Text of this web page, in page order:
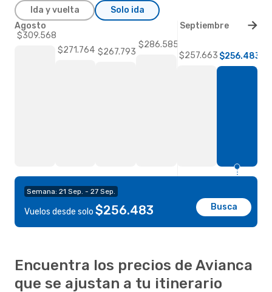
Ida y vuelta Solo ida
Semana: 21 Sep. - 27 Sep.
Vuelos desde solo $256.483 Busca
$309.568
$271.764 $267.793
$286.585
$257.663 $256.483
Agosto Septiembre
Encuentra los precios de Avianca
que se ajustan a tu itinerario